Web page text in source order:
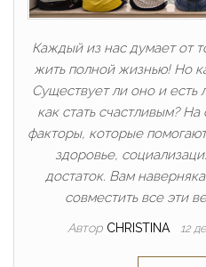
Каждый из нас думает от
жить полной жизнью! Но
Существует ли оно и есть
как стать счастливым?
факторы, которые
здоровье,
достаток. Вам
совместить все эти
Автор CHRISTINA 12